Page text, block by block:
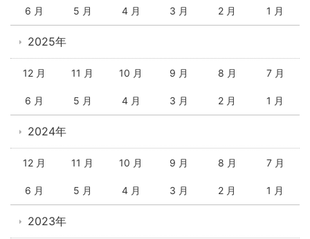
6 月 5 月 4 月 3 月 2 月 1 月
2025年
12 月 11 月 10 月 9 月 8 月 7 月
6 月 5 月 4 月 3 月 2 月 1 月
2024年
12 月 11 月 10 月 9 月 8 月 7 月
6 月 5 月 4 月 3 月 2 月 1 月
2023年